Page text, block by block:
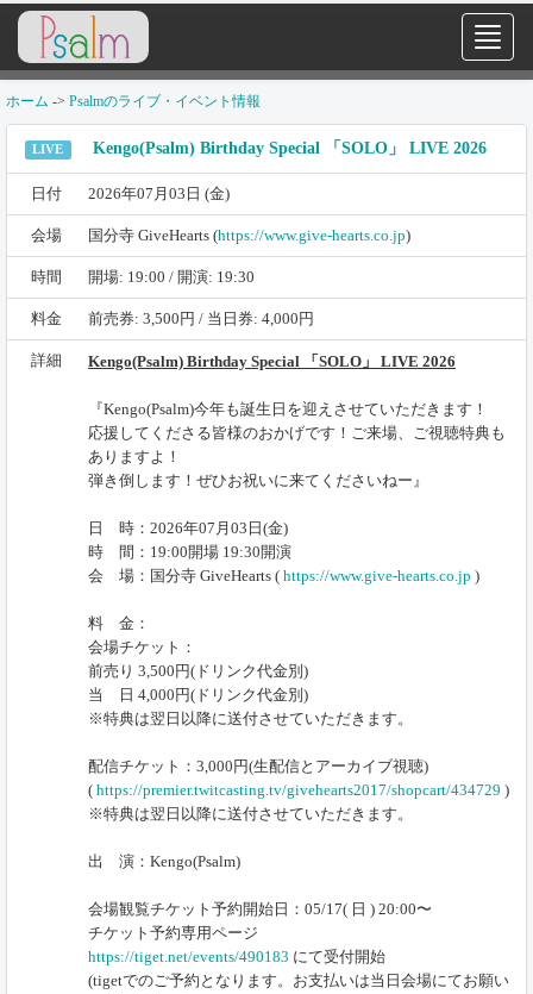
ホーム -> Psalmのライブ・イベント情報
LIVE Kengo(Psalm) Birthday Special 「SOLO」 LIVE 2026
日付 2026年07月03日 (金)
会場 国分寺 GiveHearts (https://www.give-hearts.co.jp)
時間 開場: 19:00 / 開演: 19:30
料金 前売券: 3,500円 / 当日券: 4,000円
詳細 Kengo(Psalm) Birthday Special 「SOLO」 LIVE 2026
『Kengo(Psalm)今年も誕生日を迎えさせていただきます！
応援してくださる皆様のおかげです！ご来場、ご視聴特典も
ありますよ！
弾き倒します！ぜひお祝いに来てくださいねー』
日 時：2026年07月03日(金)
時 間：19:00開場 19:30開演
会 場：国分寺 GiveHearts ( https://www.give-hearts.co.jp )
料 金：
会場チケット：
前売り 3,500円(ドリンク代金別)
当 日 4,000円(ドリンク代金別)
※特典は翌日以降に送付させていただきます。
配信チケット：3,000円(生配信とアーカイブ視聴)
( https://premier.twitcasting.tv/givehearts2017/shopcart/434729 )
※特典は翌日以降に送付させていただきます。
出 演：Kengo(Psalm)
会場観覧チケット予約開始日：05/17( 日 ) 20:00〜
チケット予約専用ページ
https://tiget.net/events/490183 にて受付開始
(tigetでのご予約となります。お支払いは当日会場にてお願い